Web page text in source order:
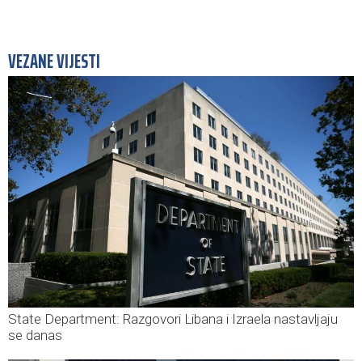
VEZANE VIJESTI
State Department: Razgovori Libana i Izraela nastavljaju
se danas